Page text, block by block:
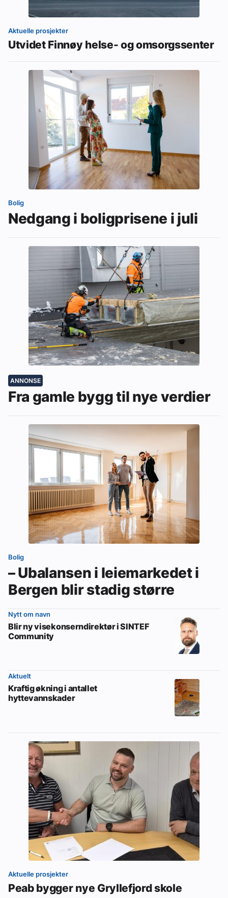
Aktuelle prosjekter
Utvidet Finnøy helse- og omsorgssenter
Bolig
Nedgang i boligprisene i juli
ANNONSE
Fra gamle bygg til nye verdier
Bolig
– Ubalansen i leiemarkedet i
Bergen blir stadig større
Nytt om navn
Blir ny visekonserndirektør i SINTEF
Community
Aktuelt
Kraftig økning i antallet
hyttevannskader
Aktuelle prosjekter
Peab bygger nye Gryllefjord skole